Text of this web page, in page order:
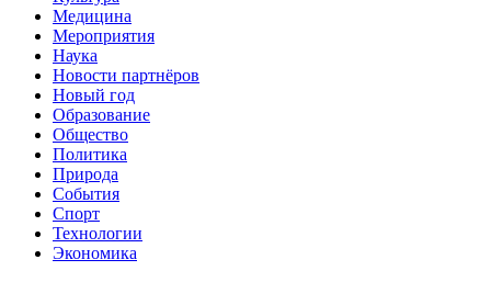
Медицина
Мероприятия
Наука
Новости партнёров
Новый год
Образование
Общество
Политика
Природа
События
Спорт
Технологии
Экономика